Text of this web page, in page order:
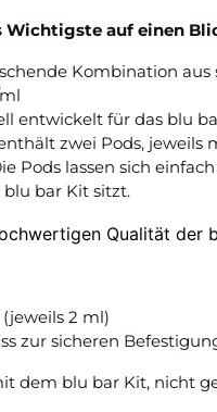
Wichtigste auf einen
Kombination
entwickelt für das blu
zwei Pods, jeweils
Pods lassen sich
blu bar Kit sitzt.
Qualität der
2 ml)
zur sicheren
dem blu bar Kit, nicht